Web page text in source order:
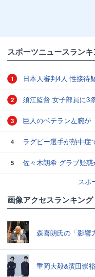
スポーツニュースラン
1 日本人審判4人 性接待
2 須江監督 女子部員に3
3 巨人のベテラン左腕が
4 ラグビー選手が熱中症
5
佐々木朗希 グラブ疑惑
スポ
画像アクセスランキング
森喜朗氏の「影響
重岡大毅&濱田崇